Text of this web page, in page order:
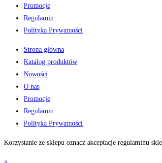
Promocje
Regulamin
Polityka Prywatności
Strona główna
Katalog produktów
Nowości
O nas
Promocje
Regulamin
Polityka Prywatności
Korzystanie ze sklepu oznacz akceptacje regulaminu